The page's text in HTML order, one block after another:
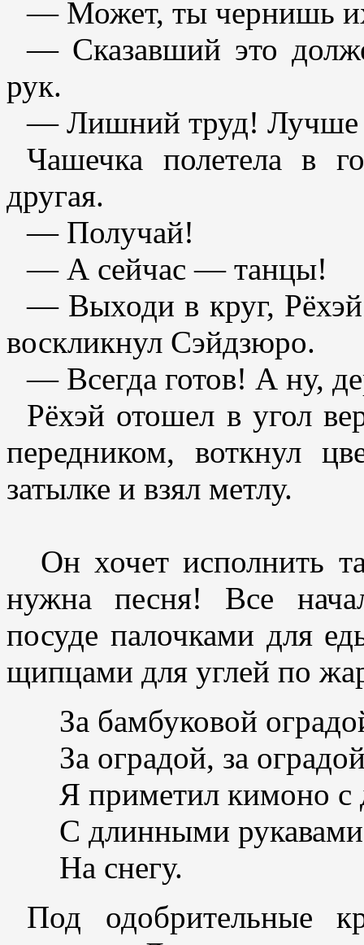
— Может, ты чернишь
— Сказавший это
рук.
— Лишний труд! Лучше
Чашечка полетела в
другая.
— Получай!
— А сейчас — танцы!
— Выходи в круг,
воскликнул Сэйдзюро.
— Всегда готов! А ну,
Рёхэй отошел в угол
передником, воткнул
затылке и взял метлу.
Он хочет исполнить
нужна песня! Все
посуде палочками для
щипцами для углей по
За бамбуковой
За оградой, за
Я приметил кимоно
С длинными
На снегу.
Под одобрительные